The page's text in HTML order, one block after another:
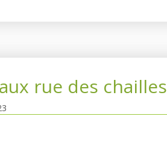
rue des chailles